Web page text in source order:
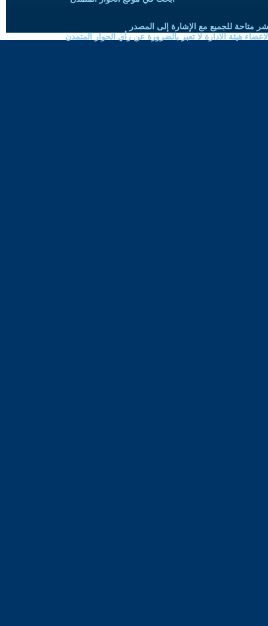
متاحة للجميع مع الإشارة إلى المصدر
هيئة الادارة لا تعبر بالضرورة عن رأي الحوار المتمدن